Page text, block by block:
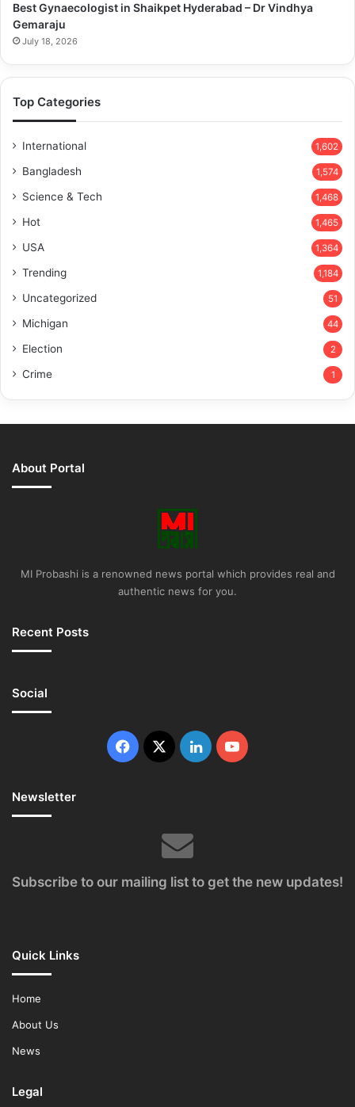
Best Gynaecologist in Shaikpet Hyderabad – Dr Vindhya
Gemaraju
July 18, 2026
Top Categories
International 1,602
Bangladesh 1,574
Science & Tech 1,468
Hot 1,465
USA 1,364
Trending 1,184
Uncategorized 51
Michigan 44
Election 2
Crime 1
About Portal
MI Probashi is a renowned news portal which provides real and
authentic news for you.
Recent Posts
Social
Facebook
X LinkedInYouTube
Newsletter
Subscribe to our mailing list to get the new updates!
Quick Links
Home
About Us
News
Legal